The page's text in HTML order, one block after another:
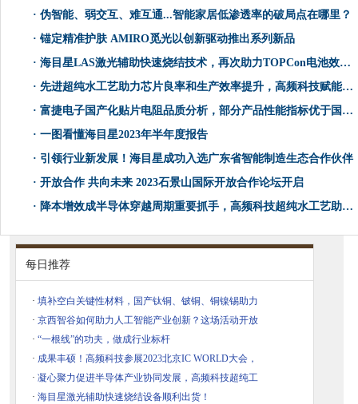
· 伪智能、弱交互、难互通...智能家居低渗透率的破局点在哪里？
· 锚定精准护肤 AMIRO觅光以创新驱动推出系列新品
· 海目星LAS激光辅助快速烧结技术，再次助力TOPCon电池效率提升！
· 先进超纯水工艺助力芯片良率和生产效率提升，高频科技赋能半导体产业升级优化
· 富捷电子国产化贴片电阻品质分析，部分产品性能指标优于国际标准
· 一图看懂海目星2023年半年度报告
· 引领行业新发展！海目星成功入选广东省智能制造生态合作伙伴
· 开放合作 共向未来 2023石景山国际开放合作论坛开启
· 降本增效成半导体穿越周期重要抓手，高频科技超纯水工艺助行业提质减负
每日推荐
· 填补空白关键性材料，国产钛铜、铍铜、铜镍锡助力
· 京西智谷如何助力人工智能产业创新？这场活动开放
· “一根线”的功夫，做成行业标杆
· 成果丰硕！高频科技参展2023北京IC WORLD大会，
· 凝心聚力促进半导体产业协同发展，高频科技超纯工
· 海目星激光辅助快速烧结设备顺利出货！